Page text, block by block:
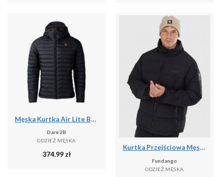
Męska Kurtka Air Lite Baffled Padded Jacket
Dare 2B
ODZIEŻ MĘSKA
374.99zł
Kurtka Przejściowa Męska Fundango Winton
Fundango
ODZIEŻ MĘSKA